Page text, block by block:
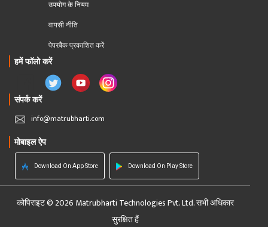
उपयोग के नियम
वापसी नीति
पेपरबैक प्रकाशित करें
हमें फॉलो करें
संपर्क करें
info@matrubharti.com
मोबाइल ऐप
Download On App Store Download On Play Store
कोपिराइट © 2026 Matrubharti Technologies Pvt. Ltd. सभी अधिकार
सुरक्षित हैं